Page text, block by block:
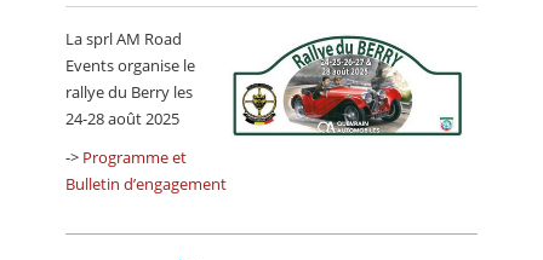
EVÈNEMENTS
CALENDRIER
FOCUS
VIDEO
ANNUAIRES
La sprl AM Road
Events organise le
rallye du Berry les
24-28 août 2025
-> Programme et
Bulletin d’engagement